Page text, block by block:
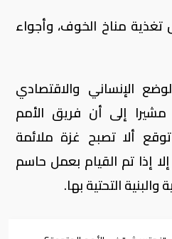
مناخ الخوف، وأجواء
الإنساني والاقتصادي
إلى أن فريق الأمم
ألا تصبح غزة ملائمة
بحلول عام 2020، إلا إذا تم القيام بعمل حاسم
التحتية بها.